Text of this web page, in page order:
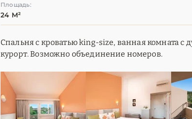
Площадь:
24 М²
Спальня с кроватью king-size, ванная комната с
курорт. Возможно объединение номеров.